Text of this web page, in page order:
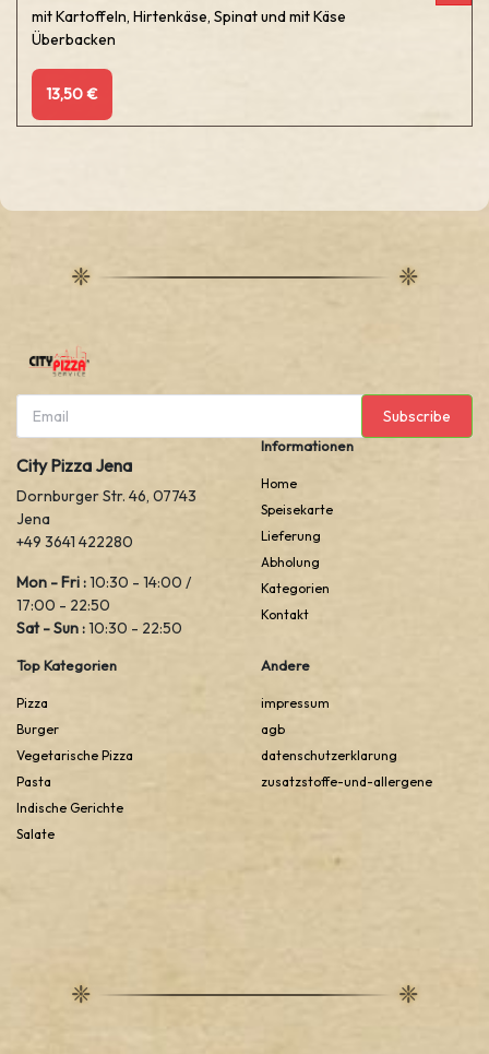
mit Kartoffeln, Hirtenkäse, Spinat und mit Käse
Überbacken
13,50 €
Subscribe
City Pizza Jena
Dornburger Str. 46, 07743
Jena
+49 3641 422280
Mon - Fri :10:30 - 14:00 /
17:00 - 22:50
Sat - Sun :10:30 - 22:50
Informationen
Home
Speisekarte
Lieferung
Abholung
Kategorien
Kontakt
Top Kategorien
Pizza
Burger
Vegetarische Pizza
Pasta
Indische Gerichte
Salate
Andere
impressum
agb
datenschutzerklarung
zusatzstoffe-und-allergene